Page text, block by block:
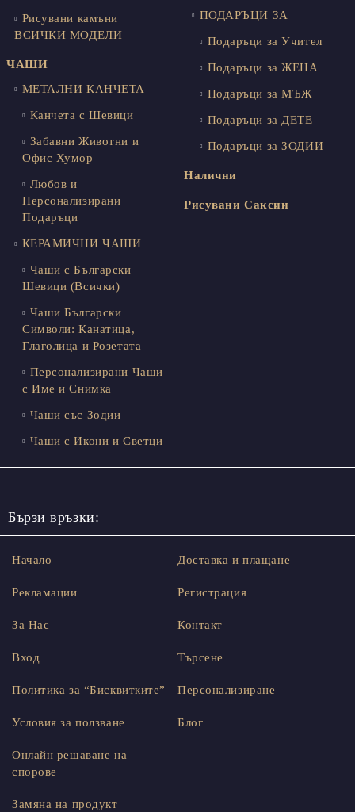
Рисувани камъни
ВСИЧКИ МОДЕЛИ
ЧАШИ
МЕТАЛНИ КАНЧЕТА
Канчета с Шевици
Забавни Животни и
Офис Хумор
Любов и
Персонализирани
Подаръци
КЕРАМИЧНИ ЧАШИ
Чаши с Български
Шевици (Всички)
Чаши Български
Символи: Канатица,
Глаголица и Розетата
Персонализирани Чаши
с Име и Снимка
Чаши със Зодии
Чаши с Икони и Светци
ПОДАРЪЦИ ЗА
Подаръци за Учител
Подаръци за ЖЕНА
Подаръци за МЪЖ
Подаръци за ДЕТЕ
Подаръци за ЗОДИИ
Налични
Рисувани Саксии
Бързи връзки:
Начало
Рекламации
За Нас
Вход
Доставка и плащане
Регистрация
Контакт
Търсене
Политика за “Бисквитките”
Условия за ползване
Онлайн решаване на
спорове
Замяна на продукт
Персонализиране
Блог